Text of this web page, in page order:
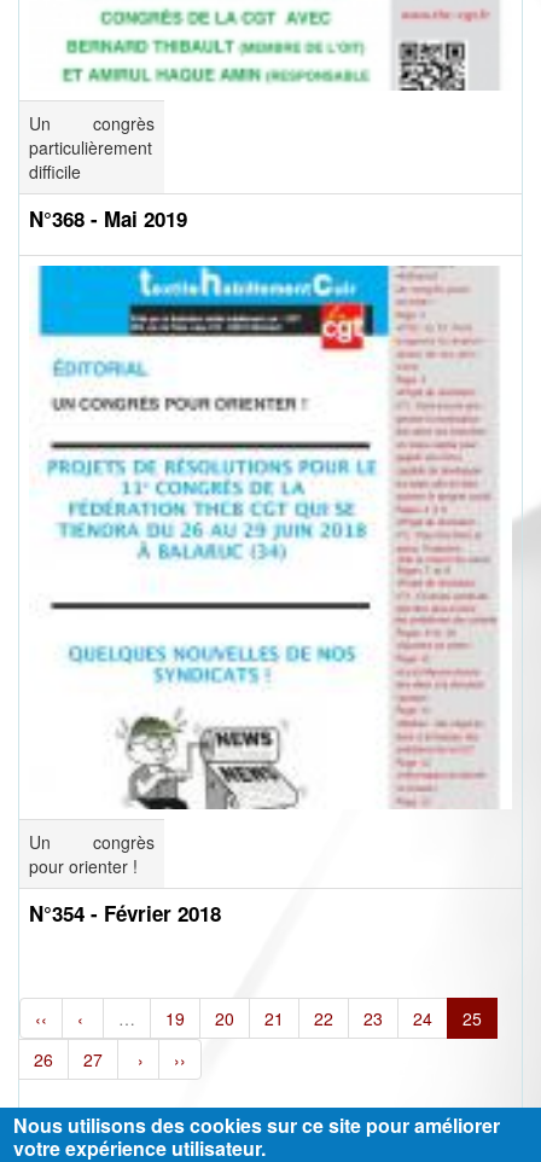
Un congrès
particulièrement
difficile
N°368 - Mai 2019
Un congrès
pour orienter !
N°354 - Février 2018
‹‹ ‹ … 19 20 21 22 23 24
25
26
27 › ››
Nous utilisons des cookies sur ce site pour améliorer
votre expérience utilisateur.